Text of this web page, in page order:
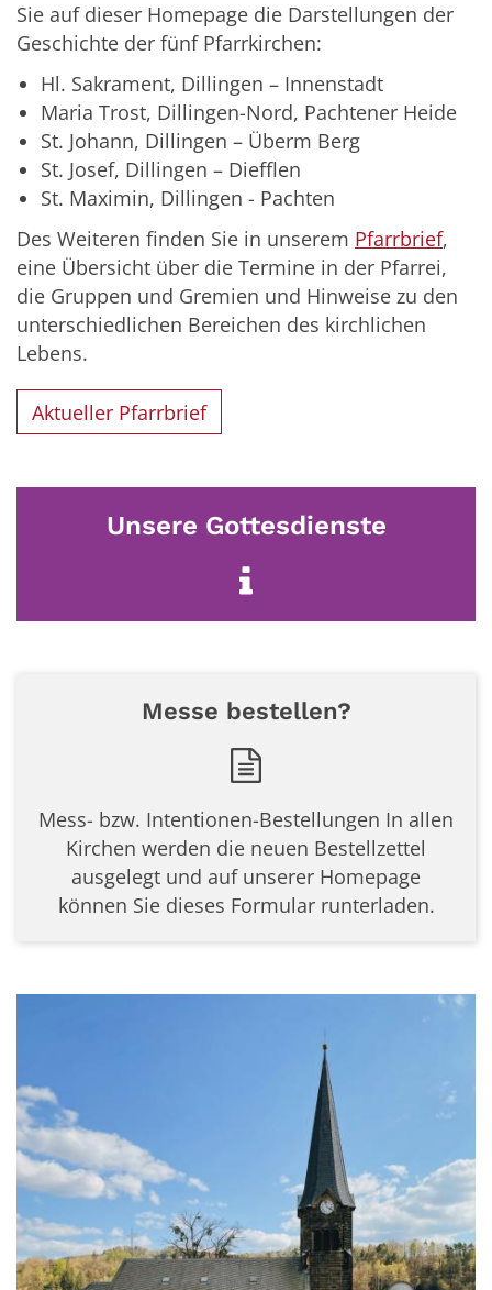
Sie auf dieser Homepage die Darstellungen der
Geschichte der fünf Pfarrkirchen:
Hl. Sakrament, Dillingen – Innenstadt
Maria Trost, Dillingen-Nord, Pachtener Heide
St. Johann, Dillingen – Überm Berg
St. Josef, Dillingen – Diefflen
St. Maximin, Dillingen - Pachten
Des Weiteren finden Sie in unserem Pfarrbrief,
eine Übersicht über die Termine in der Pfarrei,
die Gruppen und Gremien und Hinweise zu den
unterschiedlichen Bereichen des kirchlichen
Lebens.
Aktueller Pfarrbrief
Unsere Gottesdienste
Messe bestellen?
Mess- bzw. Intentionen-Bestellungen In allen
Kirchen werden die neuen Bestellzettel
ausgelegt und auf unserer Homepage
können Sie dieses Formular runterladen.